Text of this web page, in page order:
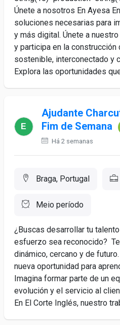
Únete a nosotros En Ayesa
soluciones necesarias para
y más digital. Únete a
y participa en la construcción
sostenible, interconectado y
Explora las oportunidades
Ajudante
Fim de Semana
Há 2 semanas
Braga, Portugal
Meio período
¿Buscas desarrollar tu
esfuerzo sea reconocido?
dinámico, cercano y de
nueva oportunidad para
Imagina formar parte de un
evolución y el servicio al
En El Corte Inglés, nuestro